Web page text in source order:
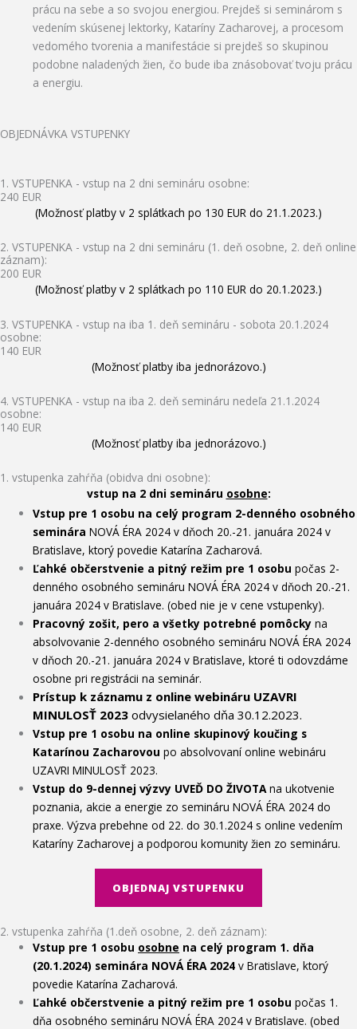
prácu na sebe a so svojou energiou. Prejdeš si seminárom s
vedením skúsenej lektorky, Kataríny Zacharovej, a procesom
vedomého tvorenia a manifestácie si prejdeš so skupinou
podobne naladených žien, čo bude iba znásobovať tvoju prácu
a energiu.
OBJEDNÁVKA VSTUPENKY​
1. VSTUPENKA - vstup na 2 dni semináru osobne:
240 EUR
(Možnosť platby v 2 splátkach po 130 EUR do 21.1.2023.)
2. VSTUPENKA - vstup na 2 dni semináru (1. deň osobne, 2. deň online
záznam):
200 EUR
(Možnosť platby v 2 splátkach po 110 EUR do 20.1.2023.)
3. VSTUPENKA - vstup na iba 1. deň semináru - sobota 20.1.2024
osobne:
140 EUR
(Možnosť platby iba jednorázovo.)
4. VSTUPENKA - vstup na iba 2. deň semináru nedeľa 21.1.2024
osobne:
140 EUR
(Možnosť platby iba jednorázovo.)
1. vstupenka zahŕňa (obidva dni osobne):
vstup na 2 dni semináru osobne:
Vstup pre 1 osobu na celý program 2-denného osobného
semináraNOVÁ ÉRA 2024 v dňoch 20.-21. januára 2024 v
Bratislave, ktorý povedie Katarína Zacharová.
Ľahké občerstvenie a pitný režim pre 1 osobu počas 2-
denného osobného semináru NOVÁ ÉRA 2024 v dňoch 20.-21.
januára 2024 v Bratislave. (obed nie je v cene vstupenky).
Pracovný zošit, pero a všetky potrebné pomôcky na
absolvovanie 2-denného osobného semináru NOVÁ ÉRA 2024
v dňoch 20.-21. januára 2024 v Bratislave, ktoré ti odovzdáme
osobne pri registrácii na seminár.
Prístup k záznamu z online webináru UZAVRI
MINULOSŤ 2023 odvysielaného dňa 30.12.2023.
Vstup pre 1 osobu na online skupinový koučing s
Katarínou Zacharovou po absolvovaní online webináru
UZAVRI MINULOSŤ 2023.
Vstup do 9-dennej výzvy UVEĎ DO ŽIVOTA na ukotvenie
poznania, akcie a energie zo semináru NOVÁ ÉRA 2024 do
praxe. Výzva prebehne od 22. do 30.1.2024 s online vedením
Kataríny Zacharovej a podporou komunity žien zo semináru.
OBJEDNAJ VSTUPENKU
2. vstupenka zahŕňa (1.deň osobne, 2. deň záznam):
Vstup pre 1 osobu osobne na celý program 1. dňa
(20.1.2024) seminára NOVÁ ÉRA 2024v Bratislave, ktorý
povedie Katarína Zacharová.
Ľahké občerstvenie a pitný režim pre 1 osobu počas 1.
dňa osobného semináru NOVÁ ÉRA 2024 v Bratislave. (obed